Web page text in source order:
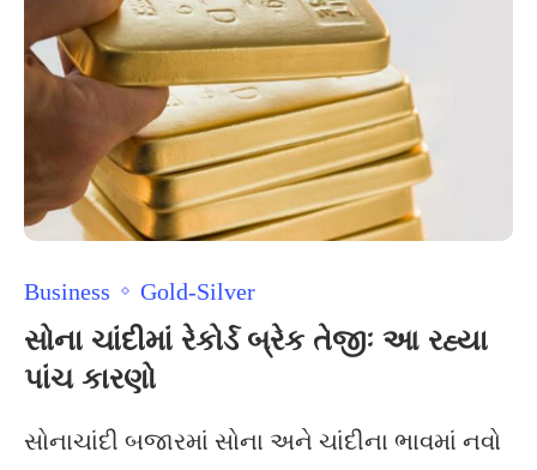
Business Gold-Silver
સોના ચાંદીમાં રેકોર્ડ બ્રેક તેજીઃ આ રહ્યા
પાંચ કારણો
સોનાચાંદી બજારમાં સોના અને ચાંદીના ભાવમાં નવો